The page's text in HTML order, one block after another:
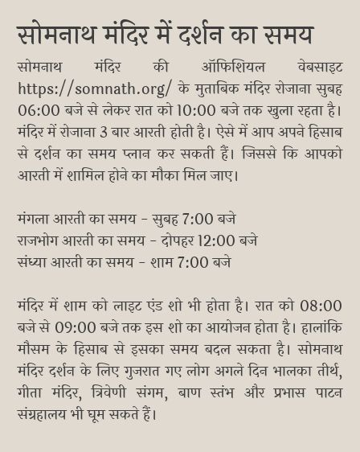
सोमनाथ मंदिर में दर्शन का समय
सोमनाथ मंदिर की ऑफिशियल वेबसाइट
https://somnath.org/ के मुताबिक मंदिर रोजाना सुबह
06:00 बजे से लेकर रात को 10:00 बजे तक खुला रहता है।
मंदिर में रोजाना 3 बार आरती होती है। ऐसे में आप अपने हिसाब
से दर्शन का समय प्लान कर सकती हैं। जिससे कि आपको
आरती में शामिल होने का मौका मिल जाए।
मंगला आरती का समय - सुबह 7:00 बजे
राजभोग आरती का समय - दोपहर 12:00 बजे
संध्या आरती का समय - शाम 7:00 बजे
मंदिर में शाम को लाइट एंड शो भी होता है। रात को 08:00
बजे से 09:00 बजे तक इस शो का आयोजन होता है। हालांकि
मौसम के हिसाब से इसका समय बदल सकता है। सोमनाथ
मंदिर दर्शन के लिए गुजरात गए लोग अगले दिन भालका तीर्थ,
गीता मंदिर, त्रिवेणी संगम, बाण स्तंभ और प्रभास पाटन
संग्रहालय भी घूम सकते हैं।